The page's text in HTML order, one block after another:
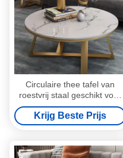
Circulaire thee tafel van
roestvrij staal geschikt voor
middelgrote kamers
Krijg Beste Prijs